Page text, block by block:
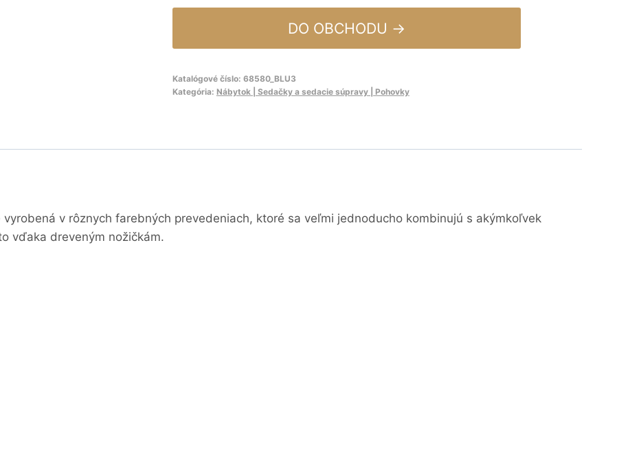
DO OBCHODU →
Katalógové číslo: 68580_BLU3
Kategória: Nábytok | Sedačky a sedacie súpravy | Pohovky
vyrobená v rôznych farebných prevedeniach, ktoré sa veľmi jednoducho kombinujú s akýmkoľvek
vďaka dreveným nožičkám.